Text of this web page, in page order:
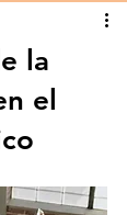
la
el